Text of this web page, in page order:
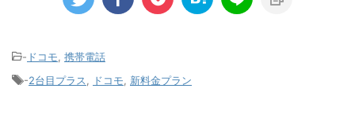
- ドコモ 携帯電話
-2台目プラス ドコモ 新料金プラン